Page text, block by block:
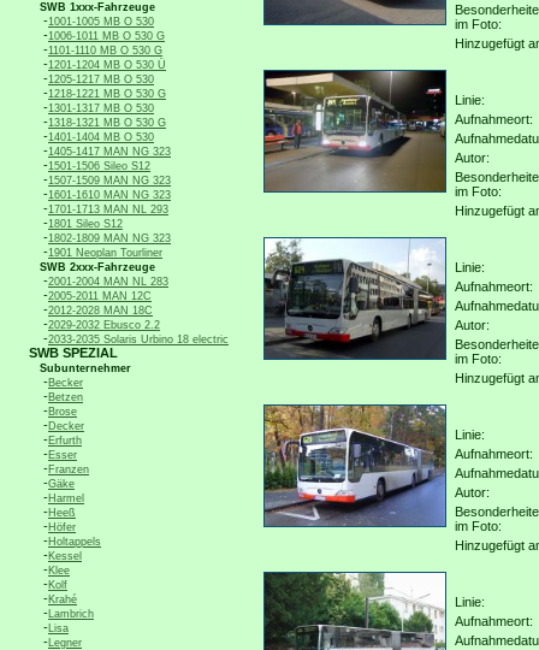
SWB 1xxx-Fahrzeuge
-1001-1005 MB O 530
-1006-1011 MB O 530 G
-1101-1110 MB O 530 G
-1201-1204 MB O 530 Ü
-1205-1217 MB O 530
-1218-1221 MB O 530 G
-1301-1317 MB O 530
-1318-1321 MB O 530 G
-1401-1404 MB O 530
-1405-1417 MAN NG 323
-1501-1506 Sileo S12
-1507-1509 MAN NG 323
-1601-1610 MAN NG 323
-1701-1713 MAN NL 293
-1801 Sileo S12
-1802-1809 MAN NG 323
-1901 Neoplan Tourliner
SWB 2xxx-Fahrzeuge
-2001-2004 MAN NL 283
-2005-2011 MAN 12C
-2012-2028 MAN 18C
-2029-2032 Ebusco 2.2
-2033-2035 Solaris Urbino 18 electric
SWB SPEZIAL
Subunternehmer
-Becker
-Betzen
-Brose
-Decker
-Erfurth
-Esser
-Franzen
-Gäke
-Harmel
-Heeß
-Höfer
-Holtappels
-Kessel
-Klee
-Kolf
-Krahé
-Lambrich
-Lisa
-Legner
im Foto:
Hinzugefügt
Linie:
Aufnahmeort:
Autor:
im Foto:
Hinzugefügt
Linie:
Aufnahmeort:
Autor:
im Foto:
Hinzugefügt
Linie:
Aufnahmeort:
Autor:
im Foto:
Hinzugefügt
Linie:
Aufnahmeort: